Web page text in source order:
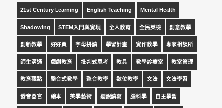
21st Century Learning English Teaching Mental Health
Shadowing STEM入門與實現 全人教育 全民英檢 創意教學
創新教學 好好買 字母拼讀 學習計畫 實作教學 專家相談所
師生溝通 戲劇教育 批判式思考 教具 教學診療室 教室管理
教育觀點 整合式教學 整合教學 數位教學 文法 文法學習
發音器官 繪本 美學藝術 聽說讀寫 腦科學 自主學習